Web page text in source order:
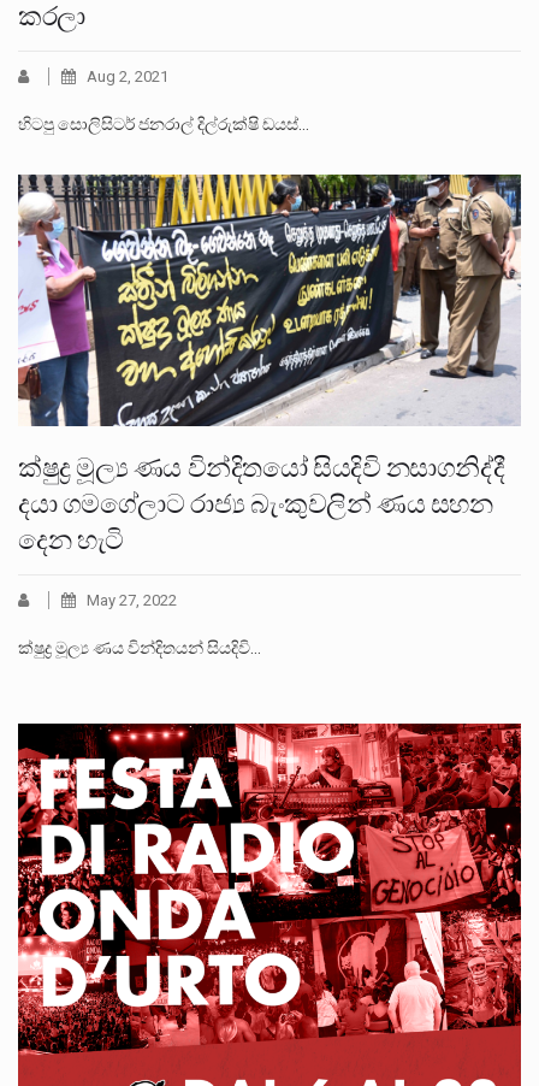
කරලා
Aug 2, 2021
හිටපු සොලිසිටර් ජනරාල් දිල්රුක්ෂි ඩයස්…
ක්ෂුද්‍ර මූල්‍ය ණය වින්දිතයෝ සියදිවි නසාගනිද්දී
දයා ගමගේලාට රාජ්‍ය බැංකුවලින් ණය සහන
දෙන හැටි
May 27, 2022
ක්ෂුද්‍ර මූල්‍ය ණය වින්දිතයන් සියදිවි…